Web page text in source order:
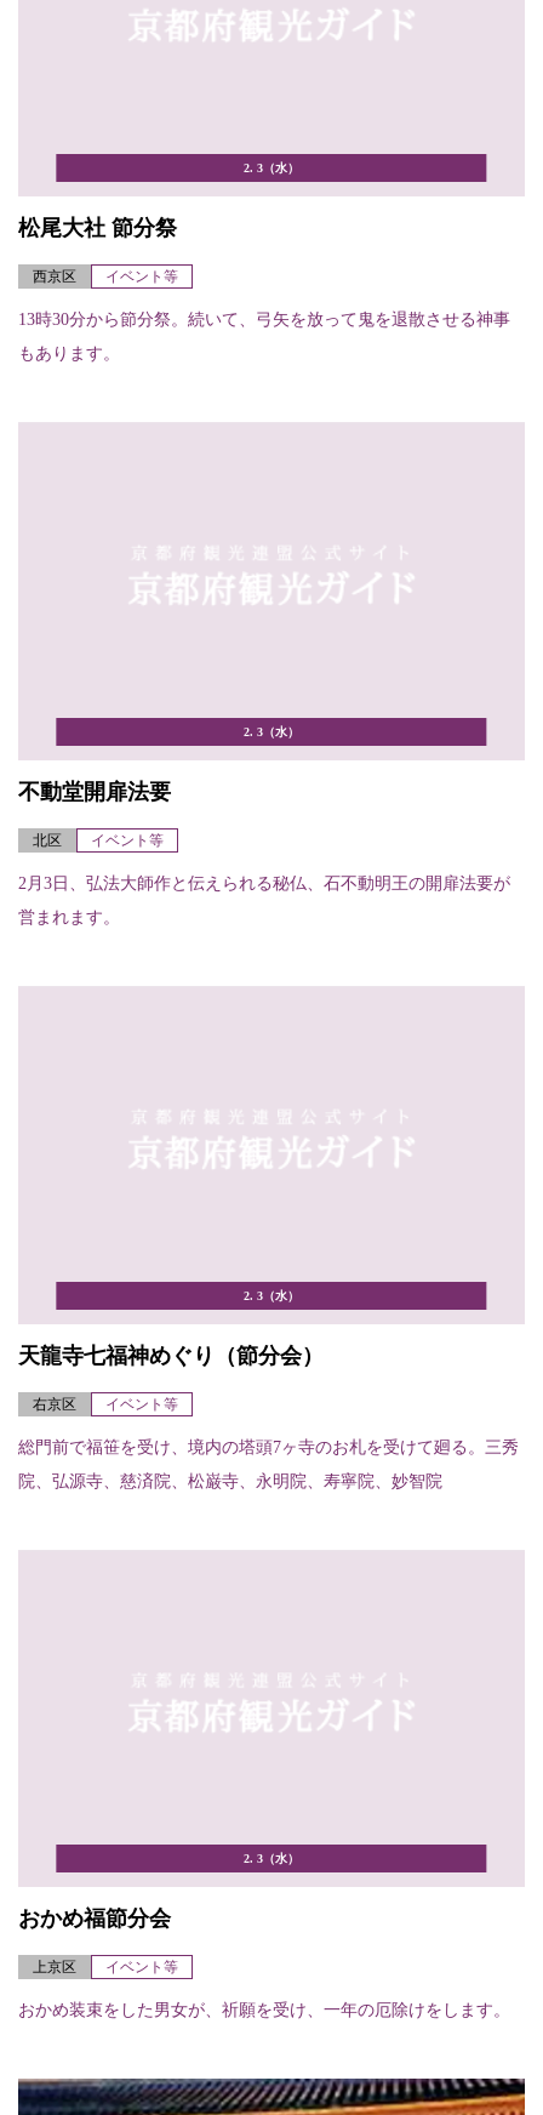
2. 3（水）
松尾大社 節分祭
西京区 イベント等
13時30分から節分祭。続いて、弓矢を放って鬼を退散させる神事
もあります。
2. 3（水）
不動堂開扉法要
北区 イベント等
2月3日、弘法大師作と伝えられる秘仏、石不動明王の開扉法要が
営まれます。
2. 3（水）
天龍寺七福神めぐり（節分会）
右京区 イベント等
総門前で福笹を受け、境内の塔頭7ヶ寺のお札を受けて廻る。三秀
院、弘源寺、慈済院、松巌寺、永明院、寿寧院、妙智院
2. 3（水）
おかめ福節分会
上京区 イベント等
おかめ装束をした男女が、祈願を受け、一年の厄除けをします。